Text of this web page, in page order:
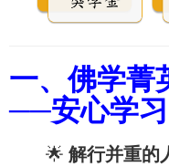
一、佛学菁
──安心学习
🌟 解行并重的